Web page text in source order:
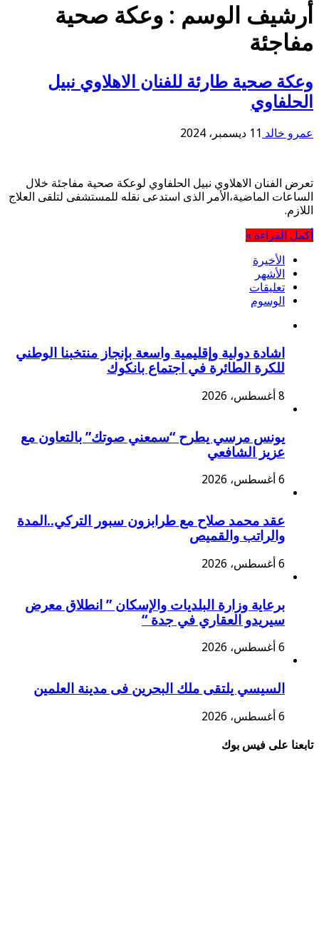
أرشيف الوسم : وعكة صحية
مفاجئة
وعكة صحية طارئة للفنان الاهلاوي نبيل
الحلفاوي
عمرو خالد 11 ديسمبر، 2024
تعرض الفنان الاهلاوي نبيل الحلفاوي لوعكة صحية مفاجئة خلال
الساعات الماضية،الأمر الذى استدعى نقله للمستشفى لتلقى العلاج
اللازم.
أكمل القراءة »
الأخيرة
الأشهر
تعليقات
الوسوم
اشادة دولية وإقليمية واسعة بإنجاز منتخبنا الوطني
للكرة الطائرة في اجتماع بانكوك
8 أغسطس، 2026
يونس مرسي يطرح “سمعني صوتك” بالتعاون مع
عزيز الشافعي
6 أغسطس، 2026
عقد محمد صلاح مع طرابزون سبور التركي..المدة
والراتب والقميص
6 أغسطس، 2026
برعاية وزارة البلديات والإسكان ” انطلاق معرض
سيريدو العقاري في جدة “
6 أغسطس، 2026
السيسي يلتقى ملك البحرين فى مدينة العلمين
6 أغسطس، 2026
تابعنا على فيس بوك